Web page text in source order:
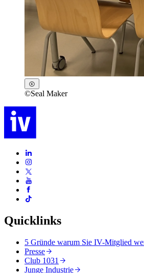
©Seal Maker
Quicklinks
5 Gründe warum Sie IV-Mitglied
Presse
Club 1031
Junge Industrie